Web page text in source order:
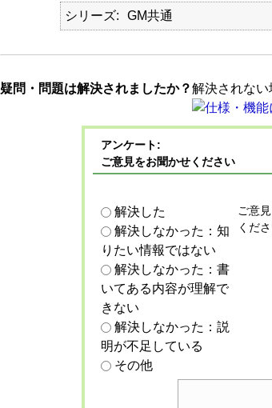
シリーズ GM共通
疑問・問題は解決されましたか？解決されない
アンケート:
ご意見をお聞かせください
解決した
解決しなかった：知
りたい情報ではない
解決しなかった：書
いてある内容が理解で
きない
解決しなかった：説
明が不足している
その他
ご意
くだ